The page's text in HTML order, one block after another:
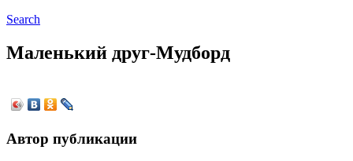
Search
Маленький друг-Мудборд
Автор публикации